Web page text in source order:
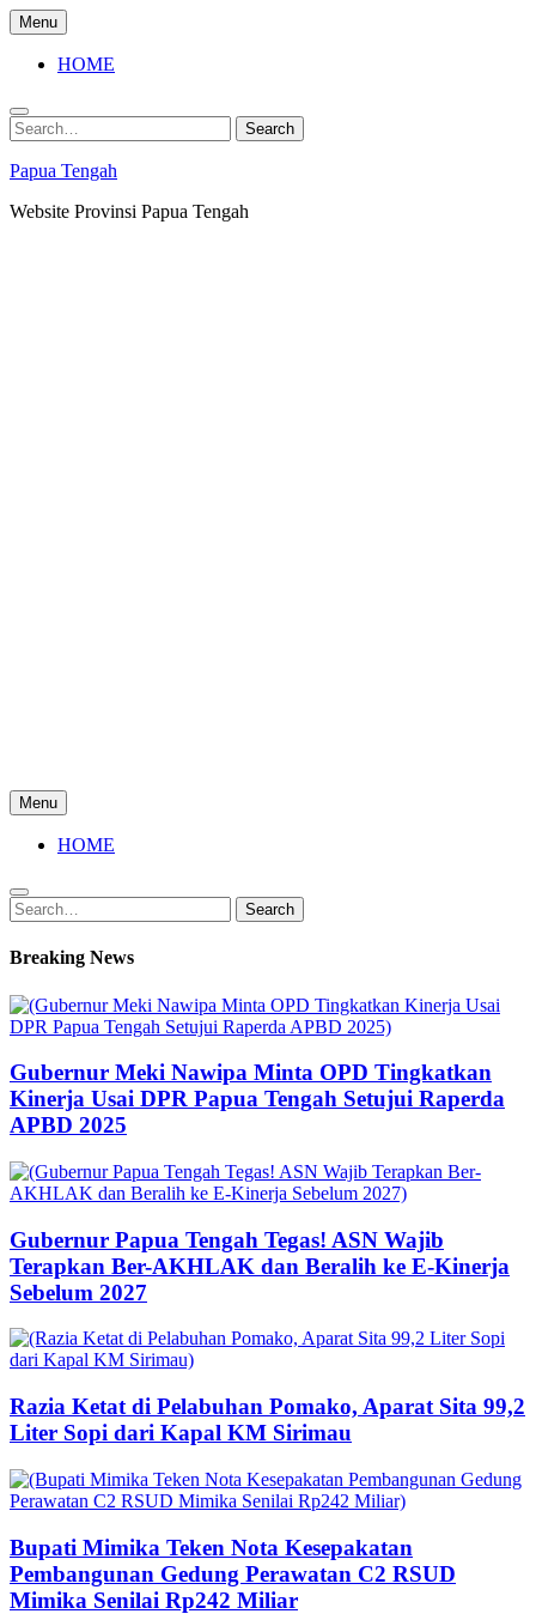
Skip
to
content
Menu
HOME
Search
for:
Search
Papua Tengah
Website Provinsi Papua Tengah
Menu
HOME
Search
for:
Search
Breaking News
Gubernur Meki Nawipa Minta OPD Tingkatkan
Kinerja Usai DPR Papua Tengah Setujui Raperda
APBD 2025
Gubernur Papua Tengah Tegas! ASN Wajib
Terapkan Ber-AKHLAK dan Beralih ke E-Kinerja
Sebelum 2027
Razia Ketat di Pelabuhan Pomako, Aparat Sita 99,2
Liter Sopi dari Kapal KM Sirimau
Bupati Mimika Teken Nota Kesepakatan
Pembangunan Gedung Perawatan C2 RSUD
Mimika Senilai Rp242 Miliar